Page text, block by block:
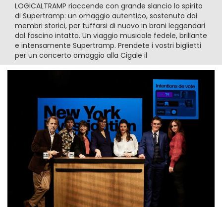
LOGICALTRAMP riaccende con grande slancio lo spirito
di Supertramp: un omaggio autentico, sostenuto dai
membri storici, per tuffarsi di nuovo in brani leggendari
dal fascino intatto. Un viaggio musicale fedele, brillante
e intensamente Supertramp. Prendete i vostri biglietti
per un concerto omaggio alla Cigale il